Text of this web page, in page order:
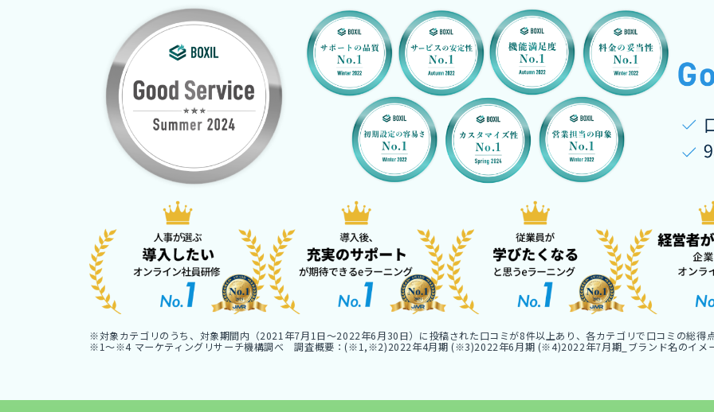
※対象カテゴリのうち、対象期間内（2021年7月1日〜2022年6月30日）に投稿された口コミが8件以上あり、各カテゴリで口コミの総得
※1〜※4 マーケティングリサーチ機構調べ 調査概要：(※1,※2)2022年4月期 (※3)2022年6月期 (※4)2022年7月期_ブランド名のイメ